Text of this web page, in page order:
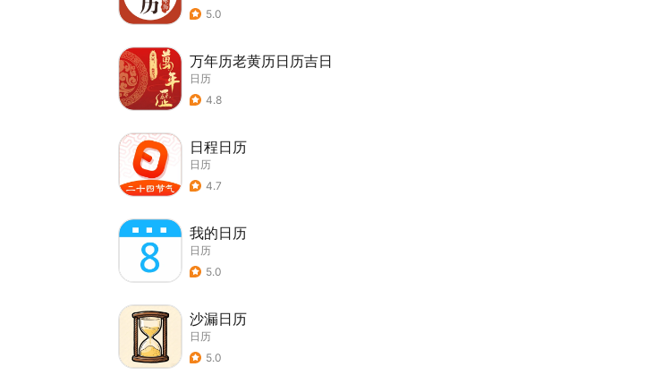
5.0
万年历老黄历日历吉日
日历
4.8
日程日历
日历
4.7
我的日历
日历
5.0
沙漏日历
日历
5.0